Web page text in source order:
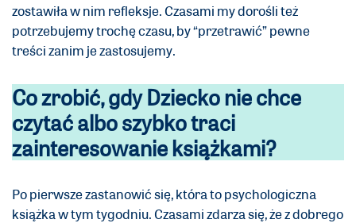
zostawiła w nim refleksje. Czasami my dorośli też
potrzebujemy trochę czasu, by “przetrawić” pewne
treści zanim je zastosujemy.
Co zrobić, gdy Dziecko nie chce
czytać albo szybko traci
zainteresowanie książkami?
Po pierwsze zastanowić się, która to psychologiczna
książka w tym tygodniu. Czasami zdarza się, że z dobrego